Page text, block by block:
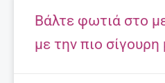
Βάλτε φωτιά στο
με την πιο